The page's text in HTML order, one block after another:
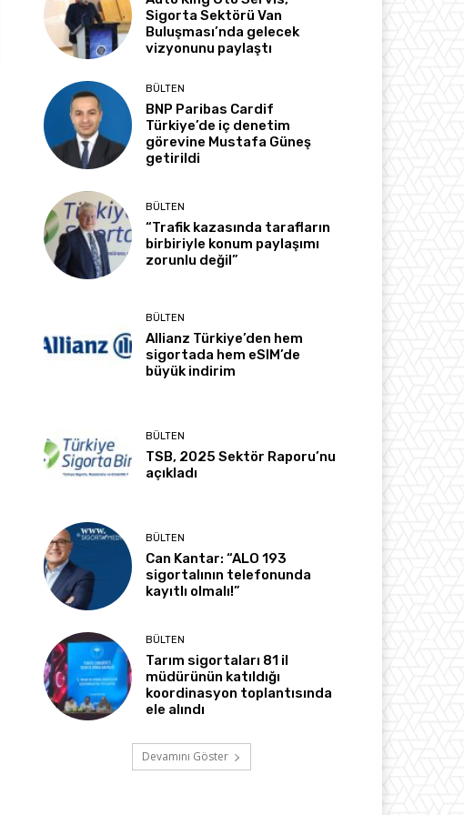
Sigorta Sektörü Van
Buluşması’nda gelecek
vizyonunu paylaştı
BÜLTEN
BNP Paribas Cardif
Türkiye’de iç denetim
görevine Mustafa Güneş
getirildi
BÜLTEN
“Trafik kazasında tarafların
birbiriyle konum paylaşımı
zorunlu değil”
BÜLTEN
Allianz Türkiye’den hem
sigortada hem eSIM’de
büyük indirim
BÜLTEN
TSB, 2025 Sektör Raporu’nu
açıkladı
BÜLTEN
Can Kantar: “ALO 193
sigortalının telefonunda
kayıtlı olmalı!”
BÜLTEN
Tarım sigortaları 81 il
müdürünün katıldığı
koordinasyon toplantısında
ele alındı
Devamını Göster